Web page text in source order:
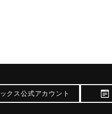
クス公式アカウント